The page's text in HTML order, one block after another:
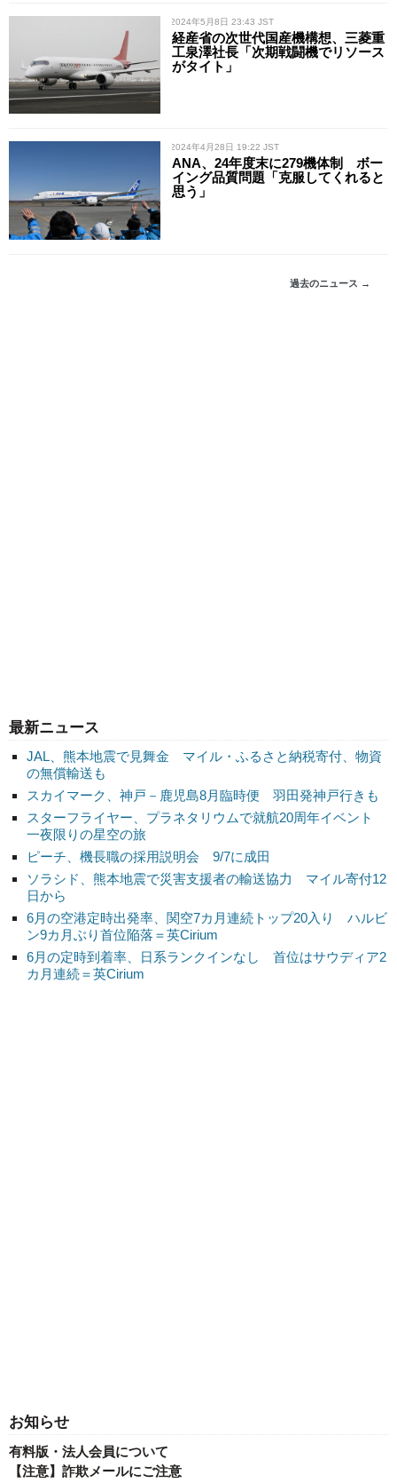
/ 2024年5月8日 23:43 JST
経産省の次世代国産機構想、三菱重
工泉澤社長「次期戦闘機でリソース
がタイト」
/ 2024年4月28日 19:22 JST
ANA、24年度末に279機体制 ボー
イング品質問題「克服してくれると
思う」
過去のニュース →
最新ニュース
JAL、熊本地震で見舞金 マイル・ふるさと納税寄付、物資
の無償輸送も
スカイマーク、神戸－鹿児島8月臨時便 羽田発神戸行きも
スターフライヤー、プラネタリウムで就航20周年イベント
一夜限りの星空の旅
ピーチ、機長職の採用説明会 9/7に成田
ソラシド、熊本地震で災害支援者の輸送協力 マイル寄付12
日から
6月の空港定時出発率、関空7カ月連続トップ20入り ハルビ
ン9カ月ぶり首位陥落＝英Cirium
6月の定時到着率、日系ランクインなし 首位はサウディア2
カ月連続＝英Cirium
お知らせ
有料版・法人会員について
【注意】詐欺メールにご注意